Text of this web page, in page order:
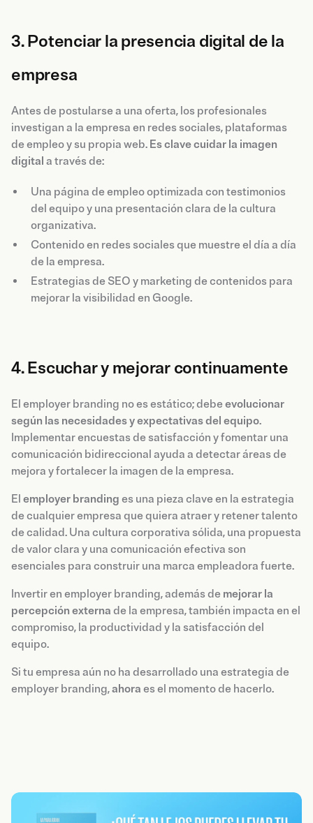
3. Potenciar la presencia digital de la
empresa
Antes de postularse a una oferta, los profesionales
investigan a la empresa en redes sociales, plataformas
de empleo y su propia web. Es clave cuidar la imagen
digital a través de:
Una página de empleo optimizada con testimonios
del equipo y una presentación clara de la cultura
organizativa.
Contenido en redes sociales que muestre el día a día
de la empresa.
Estrategias de SEO y marketing de contenidos para
mejorar la visibilidad en Google.
4. Escuchar y mejorar continuamente
El employer branding no es estático; debeevolucionar
según las necesidades y expectativas del equipo.
Implementar encuestas de satisfacción y fomentar una
comunicación bidireccional ayuda a detectar áreas de
mejora y fortalecer la imagen de la empresa.
El employer branding es una pieza clave en la estrategia
de cualquier empresa que quiera atraer y retener talento
de calidad. Una cultura corporativa sólida, una propuesta
de valor clara y una comunicación efectiva son
esenciales para construir una marca empleadora fuerte.
Invertir en employer branding, además de mejorar la
percepción externa de la empresa, también impacta en el
compromiso, la productividad y la satisfacción del
equipo.
Si tu empresa aún no ha desarrollado una estrategia de
employer branding,ahora es el momento de hacerlo.